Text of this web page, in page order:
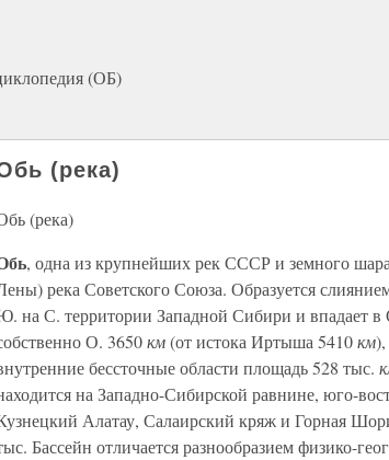
(ОБ)
(река)
(река)
, одна из крупнейших рек СССР и земного
река Советского Союза. Образуется
на С. территории Западной Сибири и впадает
О. 3650км(от истока Иртыша 5410км
бессточные области площадь 528 тыс.
на Западно-Сибирской равнине, юго-
Алатау, Салаирский кряж и Горная
Бассейн отличается разнообразием физико-